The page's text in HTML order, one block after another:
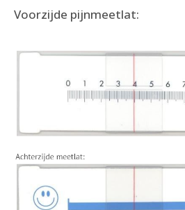
Voorzijde pijnmeetlat: